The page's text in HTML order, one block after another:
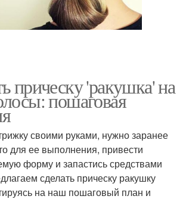
прическу 'ракушка' на
пошаговая
своими руками, нужно заранее
для ее выполнения, привести
форму и запастись средствами
сделать прическу ракушку
на наш пошаговый план и